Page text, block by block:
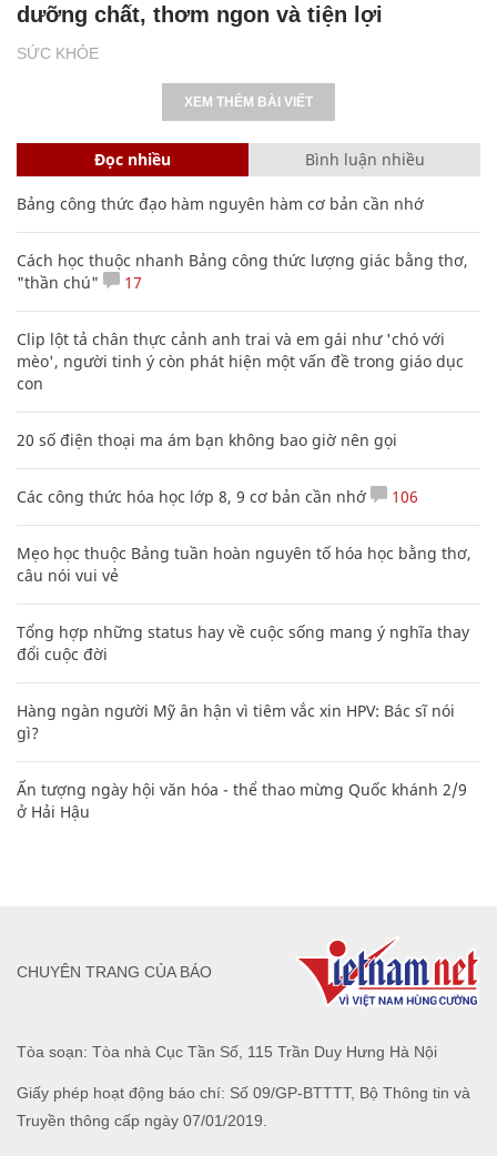
SỨC KHỎE
dưỡng chất, thơm ngon và tiện lợi
XEM THÊM BÀI VIẾT
Đọc nhiều Bình luận nhiều
Bảng công thức đạo hàm nguyên hàm cơ bản cần nhớ
Cách học thuộc nhanh Bảng công thức lượng giác bằng thơ,
"thần chú"
17
Clip lột tả chân thực cảnh anh trai và em gái như 'chó với
mèo', người tinh ý còn phát hiện một vấn đề trong giáo dục
con
20 số điện thoại ma ám bạn không bao giờ nên gọi
Các công thức hóa học lớp 8, 9 cơ bản cần nhớ 106
Mẹo học thuộc Bảng tuần hoàn nguyên tố hóa học bằng thơ,
câu nói vui vẻ
Tổng hợp những status hay về cuộc sống mang ý nghĩa thay
đổi cuộc đời
Hàng ngàn người Mỹ ân hận vì tiêm vắc xin HPV: Bác sĩ nói
gì?
Ấn tượng ngày hội văn hóa - thể thao mừng Quốc khánh 2/9
ở Hải Hậu
Tòa soạn: Tòa nhà Cục Tần Số, 115 Trần Duy Hưng Hà Nội
Giấy phép hoạt động báo chí: Số 09/GP-BTTTT, Bộ Thông tin và
Truyền thông cấp ngày 07/01/2019.
CHUYÊN TRANG CỦA BÁO